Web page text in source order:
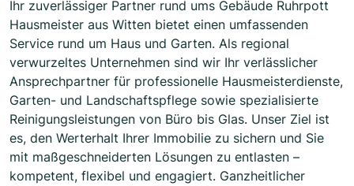
Ihr zuverlässiger Partner rund ums Gebäude Ruhrpott
Hausmeister aus Witten bietet einen umfassenden
Service rund um Haus und Garten. Als regional
verwurzeltes Unternehmen sind wir Ihr verlässlicher
Ansprechpartner für professionelle Hausmeisterdienste,
Garten- und Landschaftspflege sowie spezialisierte
Reinigungsleistungen von Büro bis Glas. Unser Ziel ist
es, den Werterhalt Ihrer Immobilie zu sichern und Sie
mit maßgeschneiderten Lösungen zu entlasten –
kompetent, flexibel und engagiert. Ganzheitlicher